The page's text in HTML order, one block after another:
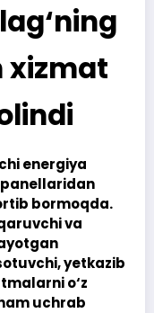
xizmat
energiya
bormoqda.
va
yetkazib
o‘z
uchrab